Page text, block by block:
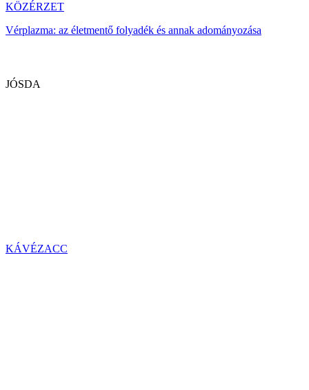
KÖZÉRZET
Vérplazma: az életmentő folyadék és annak adományozása
JÓSDA
KÁVÉZACC